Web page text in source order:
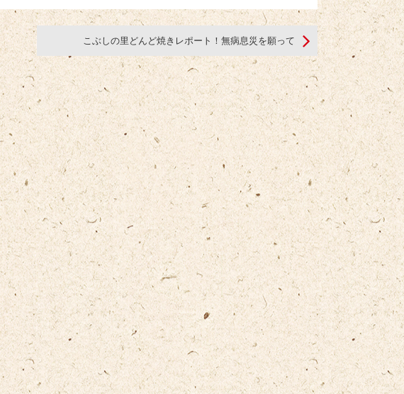
こぶしの里どんど焼きレポート！無病息災を願って